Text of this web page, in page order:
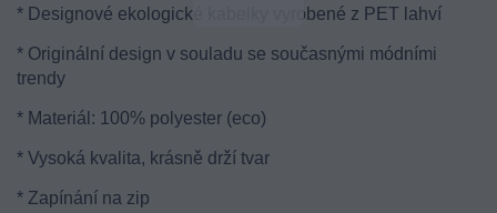
* Designové ekologické kabelky vyrobené z PET lahví
* Originální design v souladu se současnými módními
trendy
* Materiál: 100% polyester (eco)
* Vysoká kvalita, krásně drží tvar
* Zapínání na zip